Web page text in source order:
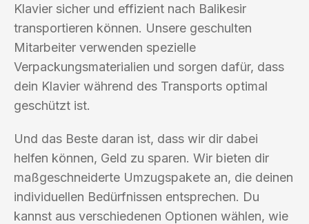
Klavier sicher und effizient nach Balikesir
transportieren können. Unsere geschulten
Mitarbeiter verwenden spezielle
Verpackungsmaterialien und sorgen dafür, dass
dein Klavier während des Transports optimal
geschützt ist.
Und das Beste daran ist, dass wir dir dabei
helfen können, Geld zu sparen. Wir bieten dir
maßgeschneiderte Umzugspakete an, die deinen
individuellen Bedürfnissen entsprechen. Du
kannst aus verschiedenen Optionen wählen, wie